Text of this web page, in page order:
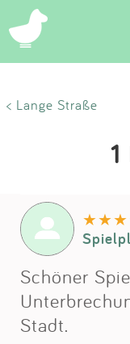
< Lange Straße
Schöner
Stadt.